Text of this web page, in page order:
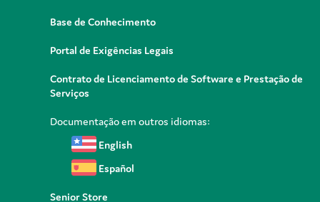
Base de Conhecimento
Portal de Exigências Legais
Contrato de Licenciamento de Software e Prestação de
Serviços
Documentação em outros idiomas:
English
Español
Senior Store